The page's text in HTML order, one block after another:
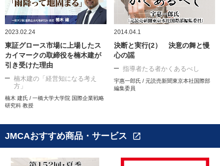
2023.02.24
東証グロース市場に上場したス
カイマークの取締役を楠木建が
引き受けた理由
楠木建の「経営知になる考え
方」
楠木 建氏 / 一橋大学大学院 国際企業戦略
研究科 教授
2014.04.1
決断と実行(2） 決意の舞と慢
心の謡
指導者たる者かくあるべし
宇惠一郎氏 / 元読売新聞東京本社国際部
編集委員
JMCAおすすめ商品・サービス open_in_new